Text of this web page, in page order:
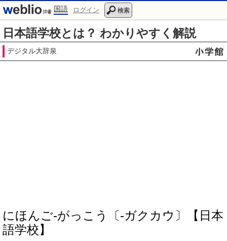
国語 ログイン 検索
日本語学校とは？ わかりやすく解説
デジタル大辞泉
にほんご‐がっこう〔‐ガクカウ〕【日本
語学校】